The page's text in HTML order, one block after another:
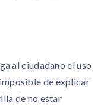
al ciudadano el uso
de explicar
de no estar